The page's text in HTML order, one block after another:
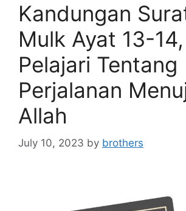
Kandungan
Mulk Ayat 13-14,
Pelajari Tentang
Perjalanan
Allah
July 10, 2023 by brothers